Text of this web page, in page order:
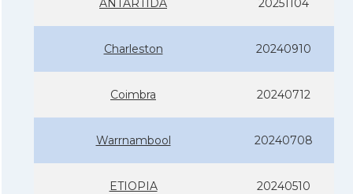
ANTÀRTIDA 20251104
Charleston 20240910
Coimbra 20240712
Warrnambool 20240708
ETIOPIA 20240510